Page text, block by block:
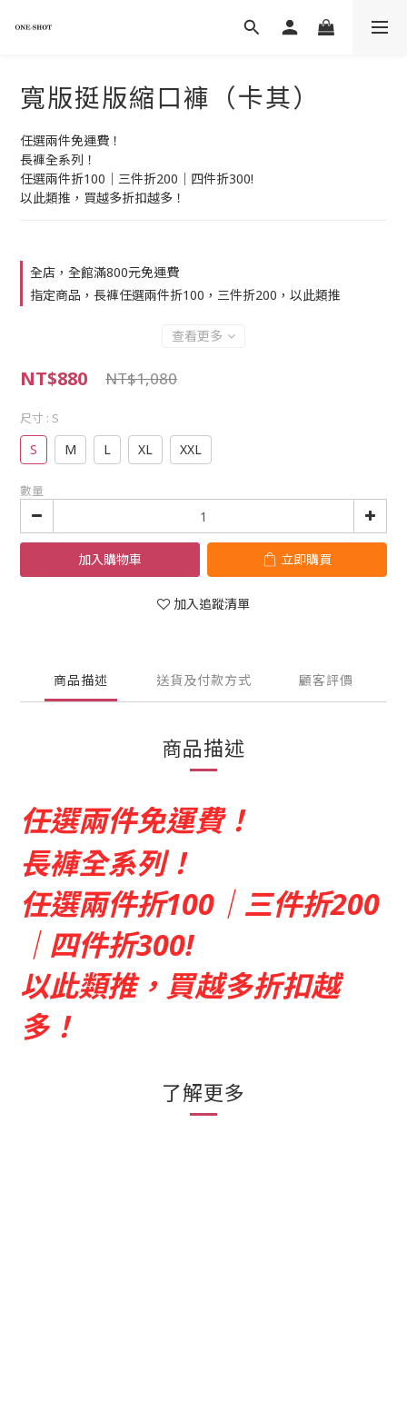
寬版挺版縮口褲（卡其）
任選兩件免運費！
長褲全系列！
任選兩件折100｜三件折200｜四件折300!
以此類推，買越多折扣越多！
全店，全館滿800元免運費
指定商品，長褲任選兩件折100，三件折200，以此類推
查看更多
NT$880 NT$1,080
尺寸 : S
S M L XL XXL
數量
加入購物車 立即購買
加入追蹤清單
商品描述 送貨及付款方式 顧客評價
商品描述
任選兩件免運費！
長褲全系列！
任選兩件折100｜三件折200
｜四件折300!
以此類推，買越多折扣越
多！
了解更多